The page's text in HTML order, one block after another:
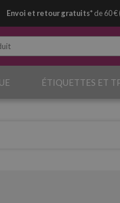
Envoi et retour gratuits*de 60 €
ÉTIQUETTES ET